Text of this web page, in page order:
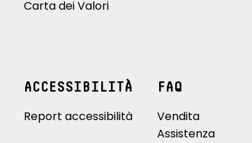
Carta dei Valori
ACCESSIBILITÀ
Report accessibilità
FAQ
Vendita
Assistenza